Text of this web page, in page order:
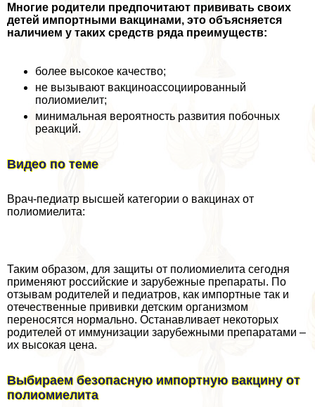
Многие родители предпочитают прививать своих
детей импортными вакцинами, это объясняется
наличием у таких средств ряда преимуществ:
более высокое качество;
не вызывают вакциноассоциированный
полиомиелит;
минимальная вероятность развития побочных
реакций.
Видео по теме
Врач-педиатр высшей категории о вакцинах от
полиомиелита:
Таким образом, для защиты от полиомиелита сегодня
применяют российские и зарубежные препараты. По
отзывам родителей и педиатров, как импортные так и
отечественные прививки детским организмом
переносятся нормально. Останавливает некоторых
родителей от иммунизации зарубежными препаратами –
их высокая цена.
Выбираем безопасную импортную вакцину от
полиомиелита